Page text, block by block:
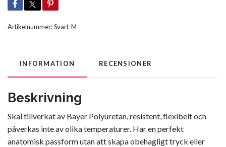
Artikelnummer:Svart-M
INFORMATION RECENSIONER
Beskrivning
Skal tillverkat av Bayer Polyuretan, resistent, flexibelt och
påverkas inte av olika temperaturer. Har en perfekt
anatomisk passform utan att skapa obehagligt tryck eller